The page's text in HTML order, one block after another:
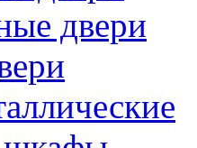
двери